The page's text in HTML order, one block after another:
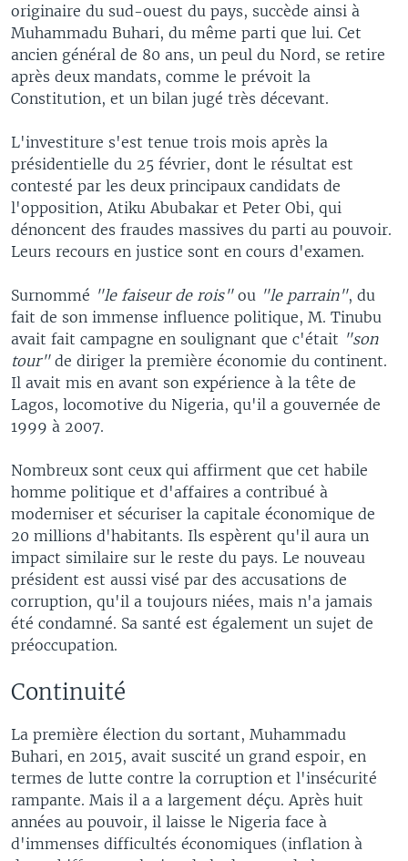
originaire du sud-ouest du pays, succède ainsi à
Muhammadu Buhari, du même parti que lui. Cet
ancien général de 80 ans, un peul du Nord, se retire
après deux mandats, comme le prévoit la
Constitution, et un bilan jugé très décevant.
L'investiture s'est tenue trois mois après la
présidentielle du 25 février, dont le résultat est
contesté par les deux principaux candidats de
l'opposition, Atiku Abubakar et Peter Obi, qui
dénoncent des fraudes massives du parti au pouvoir.
Leurs recours en justice sont en cours d'examen.
Surnommé "le faiseur de rois"ou "le parrain", du
fait de son immense influence politique, M. Tinubu
avait fait campagne en soulignant que c'était "son
tour"de diriger la première économie du continent.
Il avait mis en avant son expérience à la tête de
Lagos, locomotive du Nigeria, qu'il a gouvernée de
1999 à 2007.
Nombreux sont ceux qui affirment que cet habile
homme politique et d'affaires a contribué à
moderniser et sécuriser la capitale économique de
20 millions d'habitants. Ils espèrent qu'il aura un
impact similaire sur le reste du pays. Le nouveau
président est aussi visé par des accusations de
corruption, qu'il a toujours niées, mais n'a jamais
été condamné. Sa santé est également un sujet de
préoccupation.
Continuité
La première élection du sortant, Muhammadu
Buhari, en 2015, avait suscité un grand espoir, en
termes de lutte contre la corruption et l'insécurité
rampante. Mais il a a largement déçu. Après huit
années au pouvoir, il laisse le Nigeria face à
d'immenses difficultés économiques (inflation à